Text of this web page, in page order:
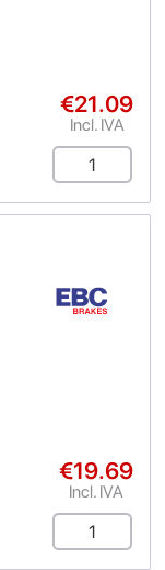
€21.09
Incl. IVA
€19.69
Incl. IVA